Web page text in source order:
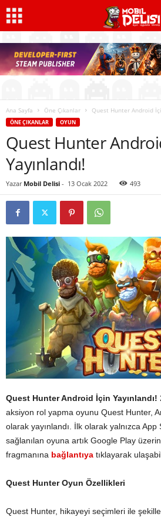
Ana Sayfa Öne Çıkanlar Quest Hunter Android
ÖNE ÇIKANLAR OYUN
Quest Hunter
Yayınlandı!
Yazar Mobil Delisi - 13 Ocak 2022 493
Quest Hunter Android İçin Yayınlandı!
aksiyon rol yapma oyunu Quest Hunter,
olarak yayınlandı. İlk olarak yalnızca
sağlanılan oyuna artık Google Play
fragmanına bağlantıya tıklayarak
Quest Hunter Oyun Özellikleri
Quest Hunter, hikayeyi seçimleri ile